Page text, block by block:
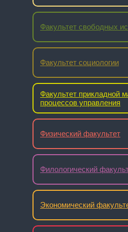
Факультет прикладной
процессов управления
Факультет свободных
Факультет социологии
Физический факультет
Филологический
Экономический